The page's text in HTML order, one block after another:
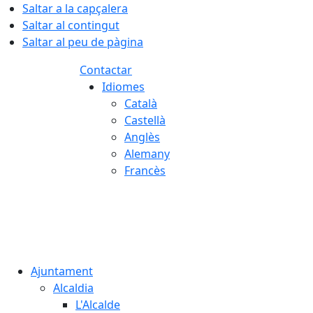
Saltar a la capçalera
Saltar al contingut
Saltar al peu de pàgina
Contactar
Idiomes
Català
Castellà
Anglès
Alemany
Francès
Ajuntament
Alcaldia
L'Alcalde